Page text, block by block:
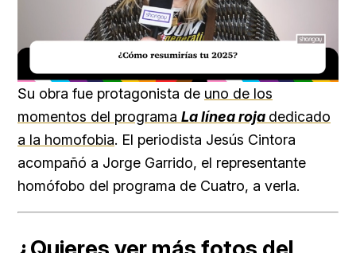
Unmute Loaded:
20.29%
Su obra fue protagonista de uno de los
momentos del programa La línea roja dedicado
a la homofobia. El periodista Jesús Cintora
acompañó a Jorge Garrido, el representante
homófobo del programa de Cuatro, a verla.